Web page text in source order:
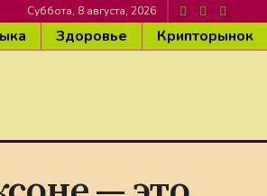
Суббота, 8 августа, 2026
Здоровье Крипторынок